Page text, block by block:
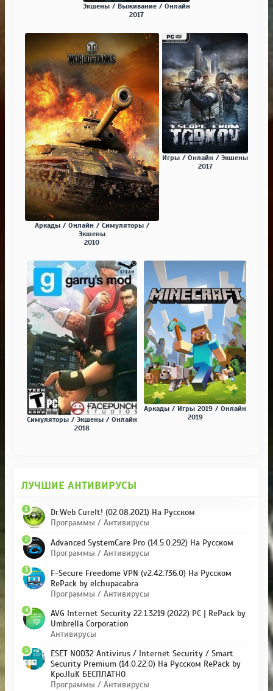
Экшены / Выживание / Онлайн
2017
Аркады / Онлайн / Симуляторы /
Экшены
2010
Игры / Онлайн / Экшены
2017
Симуляторы / Экшены / Онлайн
2018
Аркады / Игры 2019 / Онлайн
2019
ЛУЧШИЕ АНТИВИРУСЫ
Dr.Web CureIt! (02.08.2021) На Русском
Программы / Антивирусы
1
Advanced SystemCare Pro (14.5.0.292) На Русском
Программы / Антивирусы
2
F-Secure Freedome VPN (v2.42.736.0) На Русском
RePack by elchupacabra
Программы / Антивирусы
3
AVG Internet Security 22.1.3219 (2022) PC | RePack by
Umbrella Corporation
Антивирусы
4
ESET NOD32 Antivirus / Internet Security / Smart
Security Premium (14.0.22.0) На Русском RePack by
KpoJIuK БЕСПЛАТНО
Программы / Антивирусы
5